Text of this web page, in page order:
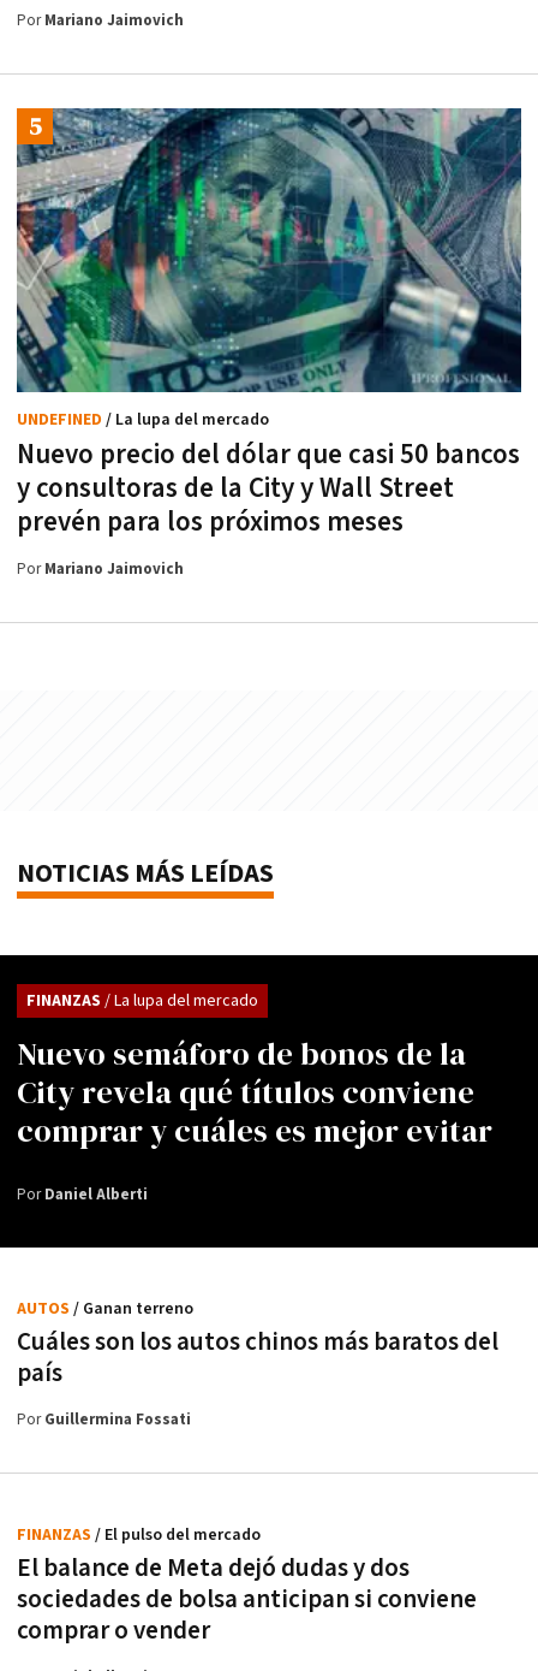
PorMariano Jaimovich
Nuevo precio del dólar que casi 50 bancos
y consultoras de la City y Wall Street
prevén para los próximos meses
UNDEFINED / La lupa del mercado
PorMariano Jaimovich
NOTICIAS MÁS LEÍDAS
Nuevo semáforo de bonos de la
City revela qué títulos conviene
comprar y cuáles es mejor evitar
FINANZAS / La lupa del mercado
PorDaniel Alberti
Cuáles son los autos chinos más baratos del
país
AUTOS / Ganan terreno
PorGuillermina Fossati
El balance de Meta dejó dudas y dos
sociedades de bolsa anticipan si conviene
comprar o vender
FINANZAS / El pulso del mercado